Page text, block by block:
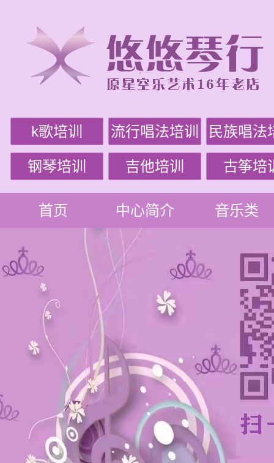
k歌培训 流行唱法培训 民族唱法
钢琴培训 吉他培训 古筝培
首页 中心简介 音乐类